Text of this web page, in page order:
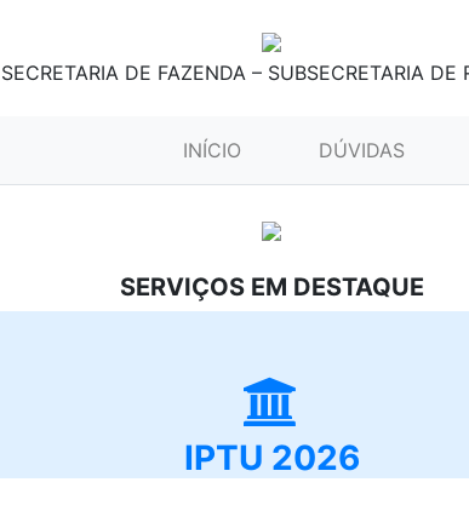
SECRETARIA DE FAZENDA – SUBSECRETARIA DE
INÍCIO (CURRENT)DÚVIDAS
SERVIÇOS EM DESTAQUE
IPTU 2026